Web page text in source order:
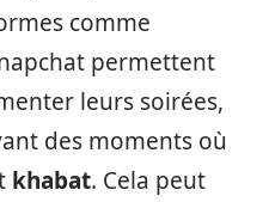
comme
permettent
leurs soirées,
des moments où
khabat. Cela peut